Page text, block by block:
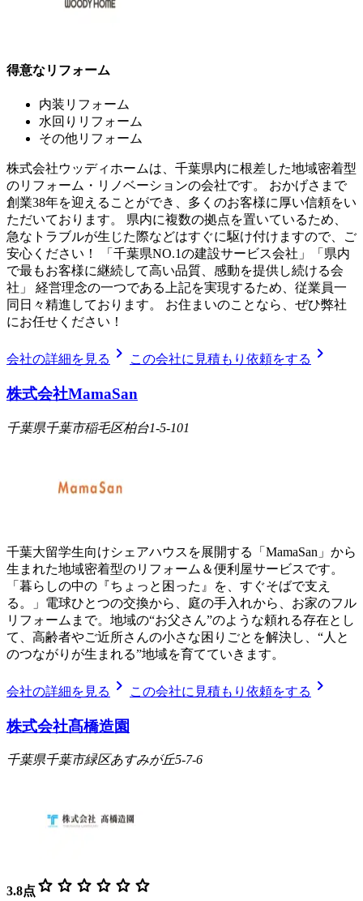
得意なリフォーム
内装リフォーム
水回りリフォーム
その他リフォーム
株式会社ウッディホームは、千葉県内に根差した地域密着型
のリフォーム・リノベーションの会社です。 おかげさまで
創業38年を迎えることができ、多くのお客様に厚い信頼をい
ただいております。 県内に複数の拠点を置いているため、
急なトラブルが生じた際などはすぐに駆け付けますので、ご
安心ください！ 「千葉県NO.1の建設サービス会社」「県内
で最もお客様に継続して高い品質、感動を提供し続ける会
社」 経営理念の一つである上記を実現するため、従業員一
同日々精進しております。 お住まいのことなら、ぜひ弊社
にお任せください！
会社の詳細を見る chevron_right この会社に見積もり依頼をする chevron_right
株式会社MamaSan
千葉県千葉市稲毛区柏台1-5-101
千葉大留学生向けシェアハウスを展開する「MamaSan」から
生まれた地域密着型のリフォーム＆便利屋サービスです。
「暮らしの中の『ちょっと困った』を、すぐそばで支え
る。」電球ひとつの交換から、庭の手入れから、お家のフル
リフォームまで。地域の“お父さん”のような頼れる存在とし
て、高齢者やご近所さんの小さな困りごとを解決し、“人と
のつながりが生まれる”地域を育てていきます。
会社の詳細を見る chevron_right この会社に見積もり依頼をする chevron_right
株式会社髙橋造園
千葉県千葉市緑区あすみが丘5-7-6
3.8点 star star star star star star